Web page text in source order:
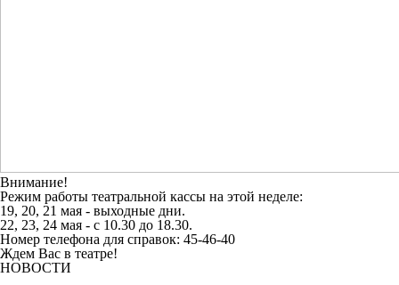
Внимание!
Режим работы театральной кассы на этой неделе:
19, 20, 21 мая - выходные дни.
22, 23, 24 мая - с 10.30 до 18.30.
Номер телефона для справок: 45-46-40
Ждем Вас в театре!
НОВОСТИ